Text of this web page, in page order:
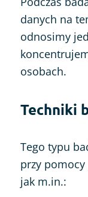
danych na
odnosimy
osobach.
Techniki
Tego typu
przy
jak m.in.: